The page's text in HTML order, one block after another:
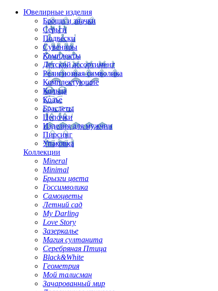
Ювелирные изделия
Броши и значки
Серьги
Подвески
Сувениры
Комплекты
Детский ассортимент
Религиозная символика
Комплектующие
Кольца
Колье
Браслеты
Цепочки
Изделия для мужчин
Пирсинг
Упаковка
Коллекции
Mineral
Minimal
Брызги цвета
Госсимволика
Самоцветы
Летний сад
My Darling
Love Story
Зазеркалье
Магия султанита
Серебряная Птица
Black&White
Геометрия
Мой талисман
Зачарованный мир